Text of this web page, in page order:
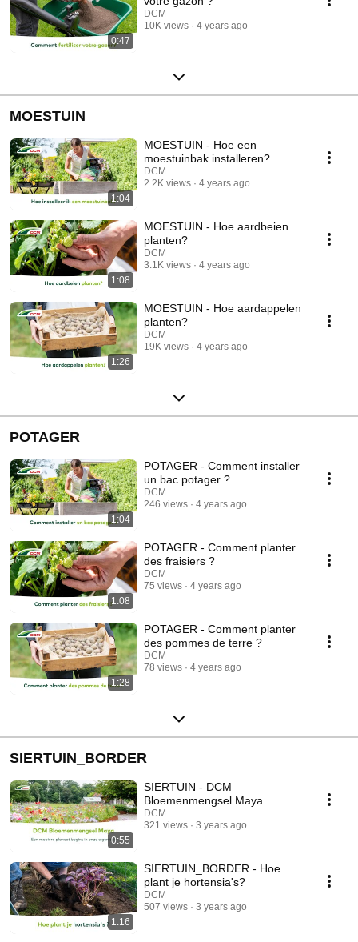
0:47
DCM
10K views
4 years ago
MOESTUIN
1:04
MOESTUIN - Hoe een
moestuinbak installeren?
DCM
2.2K views
4 years ago
1:08
MOESTUIN - Hoe aardbeien
planten?
DCM
3.1K views
4 years ago
1:26
MOESTUIN - Hoe aardappelen
planten?
DCM
19K views
4 years ago
POTAGER
1:04
POTAGER - Comment installer
un bac potager ?
DCM
246 views
4 years ago
1:08
POTAGER - Comment planter
des fraisiers ?
DCM
75 views
4 years ago
1:28
POTAGER - Comment planter
des pommes de terre ?
DCM
78 views
4 years ago
SIERTUIN_BORDER
0:55
SIERTUIN - DCM
Bloemenmengsel Maya
DCM
321 views
3 years ago
1:16
SIERTUIN_BORDER - Hoe
plant je hortensia's?
DCM
507 views
3 years ago